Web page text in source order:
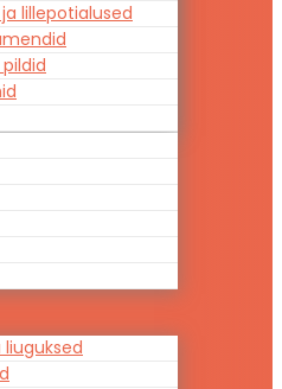
lillepotialused